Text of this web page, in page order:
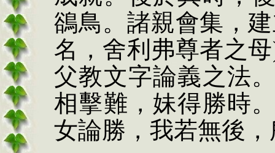
鵒鳥。諸親會集，
名，舍利弗尊者之
父教文字論義之法
相擊難，妹得勝時
女論勝，我若無後